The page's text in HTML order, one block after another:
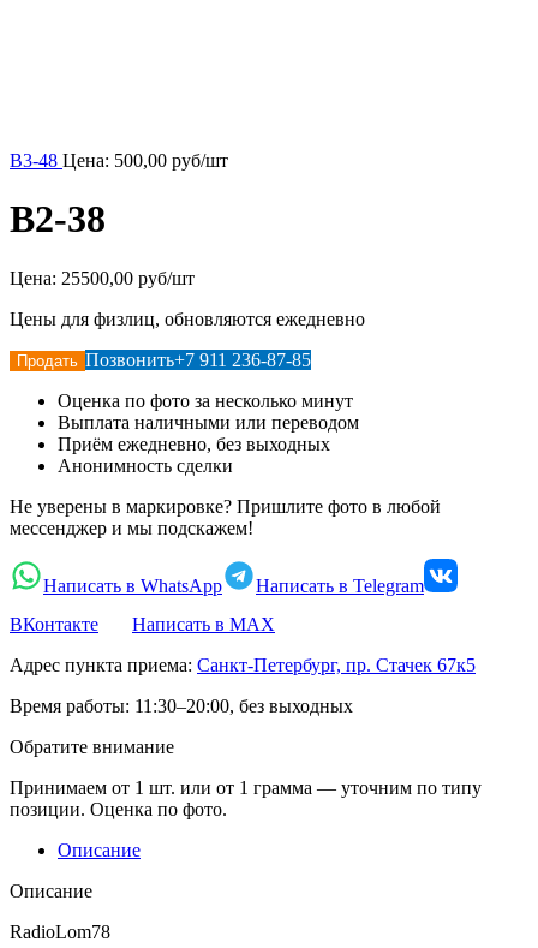
В3-48 Цена: 500,00 руб/шт
В2-38
Цена: 25500,00 руб/шт
Цены для физлиц, обновляются ежедневно
Продать Позвонить+7 911 236-87-85
Оценка по фото за несколько минут
Выплата наличными или переводом
Приём ежедневно, без выходных
Анонимность сделки
Не уверены в маркировке? Пришлите фото в любой
мессенджер и мы подскажем!
Написать в WhatsApp
Написать в Telegram
ВКонтакте
Написать в MAX
Адрес пункта приема: Санкт-Петербург, пр. Стачек 67к5
Время работы: 11:30–20:00, без выходных
Обратите внимание
Принимаем от 1 шт. или от 1 грамма — уточним по типу
позиции. Оценка по фото.
Описание
Описание
RadioLom78